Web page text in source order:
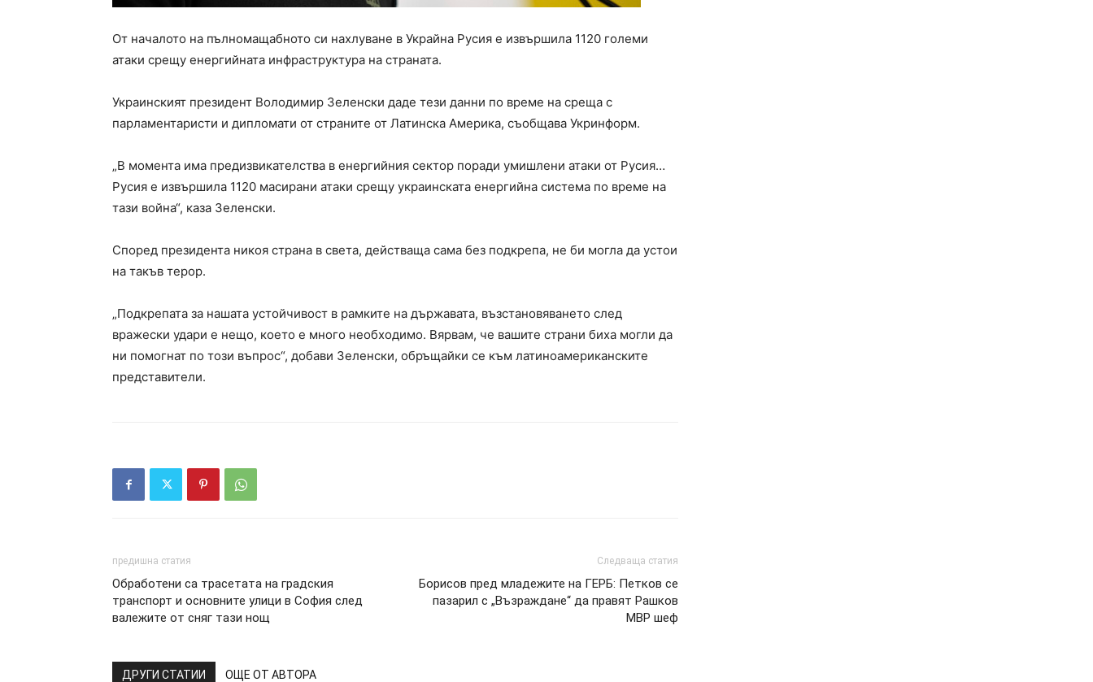
От началото на пълномащабното си нахлуване в Украйна Русия е извършила 1120 големи
атаки срещу енергийната инфраструктура на страната.
Украинският президент Володимир Зеленски даде тези данни по време на среща с
парламентаристи и дипломати от страните от Латинска Америка, съобщава Укринформ.
„В момента има предизвикателства в енергийния сектор поради умишлени атаки от Русия…
Русия е извършила 1120 масирани атаки срещу украинската енергийна система по време на
тази война“, каза Зеленски.
Според президента никоя страна в света, действаща сама без подкрепа, не би могла да устои
на такъв терор.
„Подкрепата за нашата устойчивост в рамките на държавата, възстановяването след
вражески удари е нещо, което е много необходимо. Вярвам, че вашите страни биха могли да
ни помогнат по този въпрос“, добави Зеленски, обръщайки се към латиноамериканските
представители.
предишна статия
Обработени са трасетата на градския
транспорт и основните улици в София след
валежите от сняг тази нощ
Следваща статия
Борисов пред младежите на ГЕРБ: Петков се
пазарил с „Възраждане“ да правят Рашков
МВР шеф
ДРУГИ СТАТИИ ОЩЕ ОТ АВТОРА